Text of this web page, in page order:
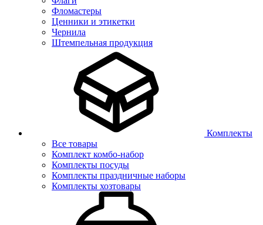
Фломастеры
Ценники и этикетки
Чернила
Штемпельная продукция
Комплекты
Все товары
Комплект комбо-набор
Комплекты посуды
Комплекты праздничные наборы
Комплекты хозтовары